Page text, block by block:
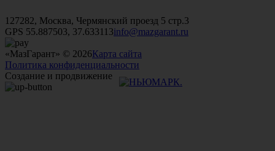
127282, Москва, Чермянский проезд 5 стр.3
GPS 55.887503, 37.633113info@mazgarant.ru
«МазГарант» © 2026Карта сайта
Политика конфиденциальности
Создание и продвижение